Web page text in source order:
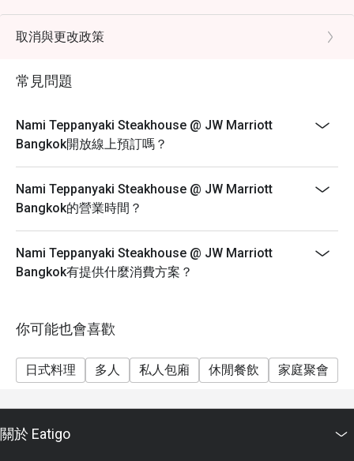
萬豪旅享家積分和萬譽會里程碑。 *** 折扣不適用於相
關政府稅項和服務費。
取消與更改政策
常見問題
Nami Teppanyaki Steakhouse @ JW Marriott
Bangkok開放線上預訂嗎？
Nami Teppanyaki Steakhouse @ JW Marriott
Bangkok的營業時間？
Nami Teppanyaki Steakhouse @ JW Marriott
Bangkok有提供什麼消費方案？
你可能也會喜歡
日式料理 多人 私人包廂 休閒餐飲 家庭聚會
關於 Eatigo